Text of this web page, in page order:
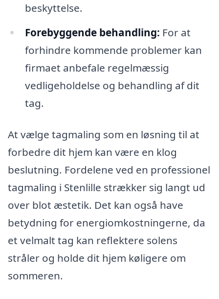
beskyttelse.
Forebyggende behandling: For at
forhindre kommende problemer kan
firmaet anbefale regelmæssig
vedligeholdelse og behandling af dit
tag.
At vælge tagmaling som en løsning til at
forbedre dit hjem kan være en klog
beslutning. Fordelene ved en professionel
tagmaling i Stenlille strækker sig langt ud
over blot æstetik. Det kan også have
betydning for energiomkostningerne, da
et velmalt tag kan reflektere solens
stråler og holde dit hjem køligere om
sommeren.